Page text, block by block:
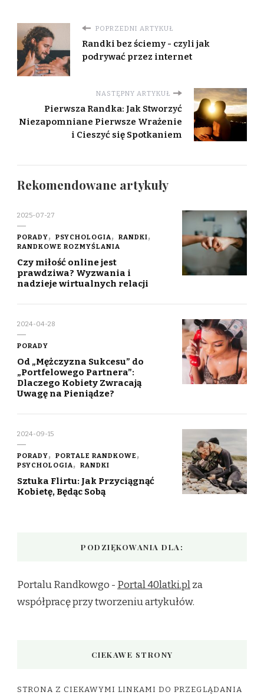
POPRZEDNI ARTYKUŁ
Randki bez ściemy - czyli jak
podrywać przez internet
NASTĘPNY ARTYKUŁ
Pierwsza Randka: Jak Stworzyć
Niezapomniane Pierwsze Wrażenie
i Cieszyć się Spotkaniem
Rekomendowane artykuły
2025-07-27
PORADY PSYCHOLOGIA
RANDKI
RANDKOWE ROZMYŚLANIA
Czy miłość online jest
prawdziwa? Wyzwania i
nadzieje wirtualnych relacji
2024-04-28
PORADY
Od „Mężczyzna Sukcesu” do
„Portfelowego Partnera”:
Dlaczego Kobiety Zwracają
Uwagę na Pieniądze?
2024-09-15
PORADY
PORTALE RANDKOWE
PSYCHOLOGIA
RANDKI
Sztuka Flirtu: Jak Przyciągnąć
Kobietę, Będąc Sobą
PODZIĘKOWANIA DLA:
Portalu Randkowgo - Portal 40latki.plza
współpracę przy tworzeniu artykułów.
CIEKAWE STRONY
STRONA Z CIEKAWYMI LINKAMI DO PRZEGLĄDANIA